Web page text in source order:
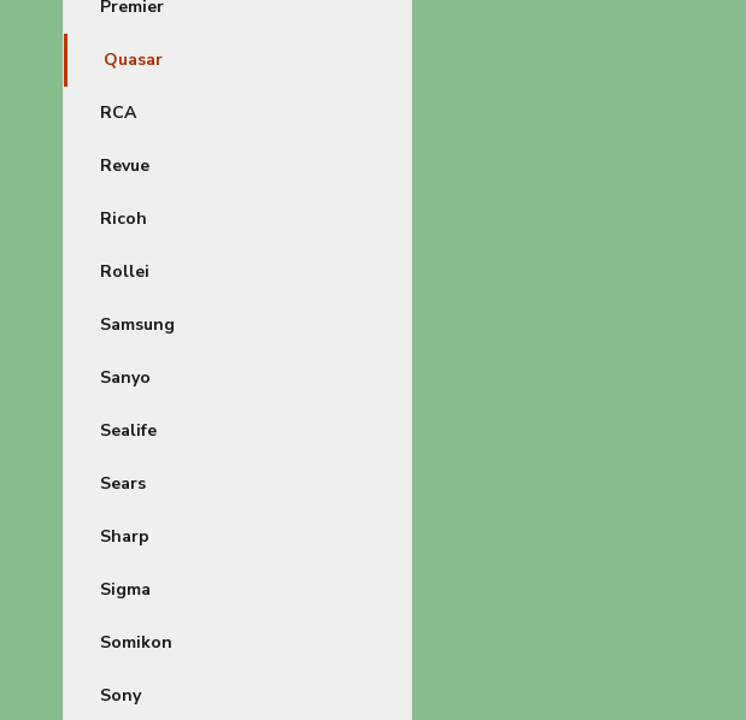
Premier
Quasar
RCA
Revue
Ricoh
Rollei
Samsung
Sanyo
Sealife
Sears
Sharp
Sigma
Somikon
Sony